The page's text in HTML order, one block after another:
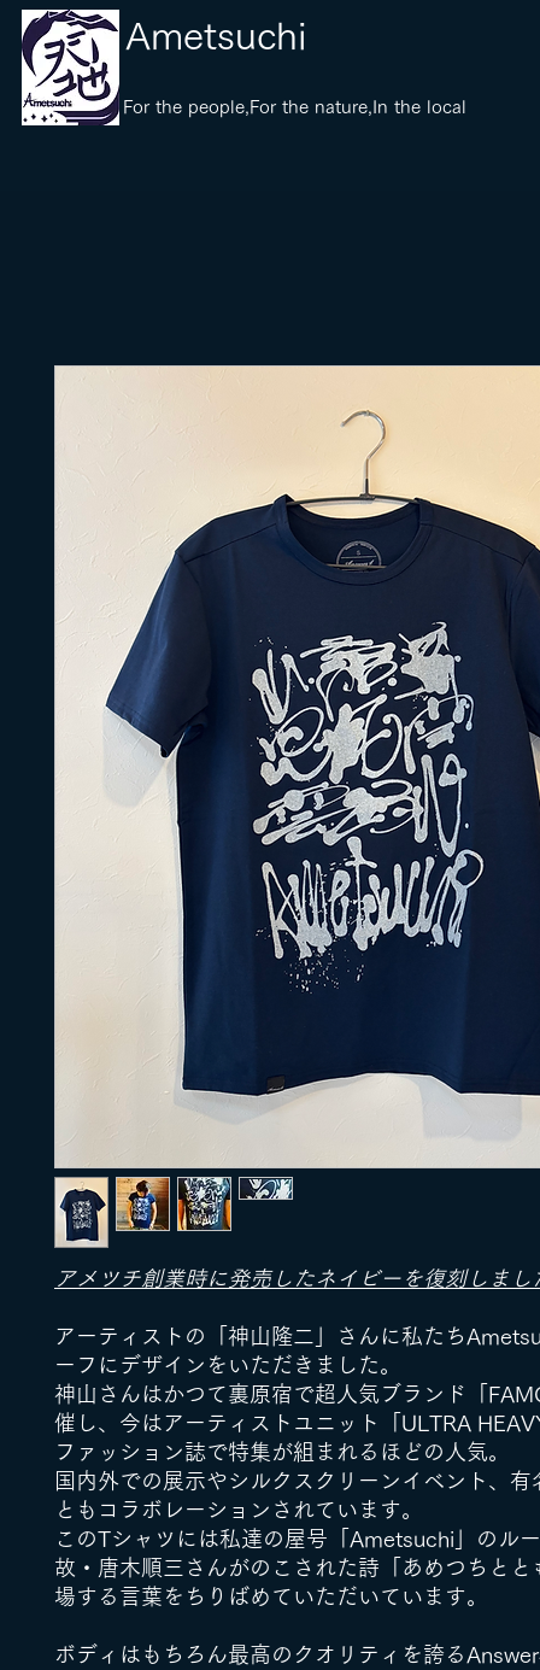
​Ametsuchi
​For the people,For the nature,In the local
アメツチ創業時に発売したネイビーを復刻しまし
アーティストの「神山隆二」さんに私たち
ーフにデザインをいただきました。
神山さんはかつて裏原宿で超人気ブランド「
催し、今はアーティストユニット「ULTRA
ファッション誌で特集が組まれるほどの人気。
国内外での展示やシルクスクリーンイベント、有
ともコラボレーションされています。
このTシャツには私達の屋号「Ametsuchi」のル
故・唐木順三さんがのこされた詩「あめつちとと
場する言葉をちりばめていただいています。
ボディはもちろん最高のクオリティを誇る